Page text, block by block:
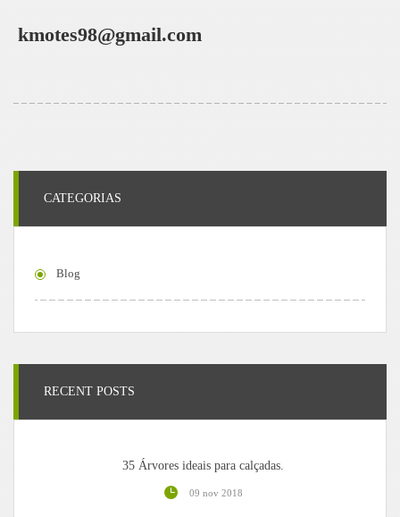
kmotes98@gmail.com
CATEGORIAS
Blog
RECENT POSTS
35 Árvores ideais para calçadas.
09 nov 2018